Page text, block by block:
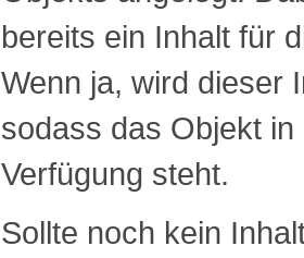
bereits ein Inhalt für
Wenn ja, wird dieser
sodass das Objekt
Verfügung steht.
Sollte noch kein